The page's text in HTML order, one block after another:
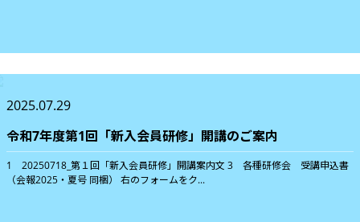
2025.07.29
令和7年度第1回「新入会員研修」開講のご案内
1 20250718_第１回「新入会員研修」開講案内文 3 各種研修会 受講申込書
（会報2025・夏号 同梱） 右のフォームをク...